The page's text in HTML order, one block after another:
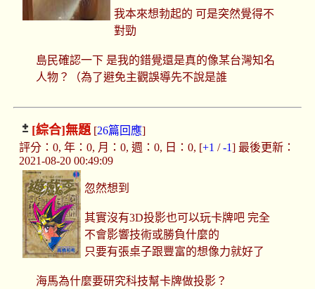
我本來想勃起的 可是突然覺得不
對勁
島民確認一下 是我的錯覺還是真的像某台灣知名
人物？（為了避免主觀誤導先不說是誰
[綜合]無題[26篇回應]
評分：0, 年：0, 月：0, 週：0, 日：0, [+1 /-1] 最後更新：
2021-08-20 00:49:09
忽然想到
其實沒有3D投影也可以玩卡牌吧 完全
不會影響技術或勝負什麼的
只要有張桌子跟豐富的想像力就好了
海馬為什麼要研究科技幫卡牌做投影？